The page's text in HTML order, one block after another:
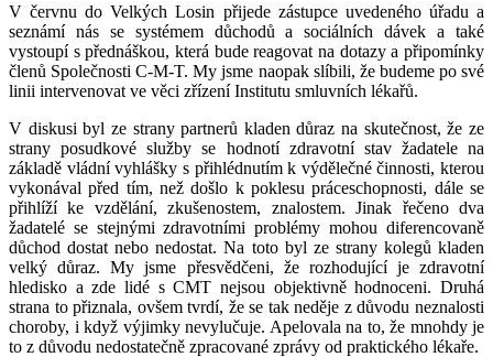
V červnu do Velkých Losin přijede zástupce uvedeného úřadu a
seznámí nás se systémem důchodů a sociálních dávek a také
vystoupí s přednáškou, která bude reagovat na dotazy a připomínky
členů Společnosti C-M-T. My jsme naopak slíbili, že budeme po své
linii intervenovat ve věci zřízení Institutu smluvních lékařů.
V diskusi byl ze strany partnerů kladen důraz na skutečnost, že ze
strany posudkové služby se hodnotí zdravotní stav žadatele na
základě vládní vyhlášky s přihlédnutím k výdělečné činnosti, kterou
vykonával před tím, než došlo k poklesu práceschopnosti, dále se
přihlíží ke vzdělání, zkušenostem, znalostem. Jinak řečeno dva
žadatelé se stejnými zdravotními problémy mohou diferencovaně
důchod dostat nebo nedostat. Na toto byl ze strany kolegů kladen
velký důraz. My jsme přesvědčeni, že rozhodující je zdravotní
hledisko a zde lidé s CMT nejsou objektivně hodnoceni. Druhá
strana to přiznala, ovšem tvrdí, že se tak neděje z důvodu neznalosti
choroby, i když výjimky nevylučuje. Apelovala na to, že mnohdy je
to z důvodu nedostatečně zpracované zprávy od praktického lékaře.